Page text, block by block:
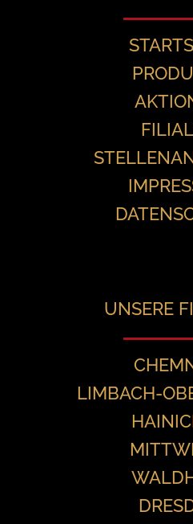
UNSERE
LIMBACH-